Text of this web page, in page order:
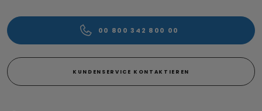
00 800 342 800 00
KUNDENSERVICE KONTAKTIEREN